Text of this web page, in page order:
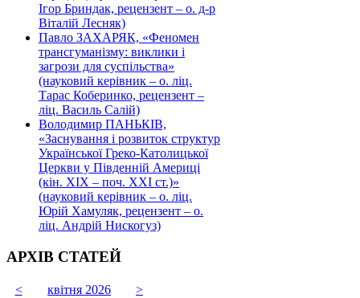
Ігор Бриндак, рецензент – о. д-р
Віталій Лесняк)
Павло ЗАХАРЯК, «Феномен
трансгуманізму: виклики і
загрози для суспільства»
(науковий керівник – о. ліц.
Тарас Коберинко, рецензент –
ліц. Василь Салій)
Володимир ПАНЬКІВ,
«Заснування і розвиток структур
Української Греко-Католицької
Церкви у Південній Америці
(кін. ХІХ – поч. ХХІ ст.)»
(науковий керівник – о. ліц.
Юрій Хамуляк, рецензент – о.
ліц. Андрій Нискогуз)
АРХІВ СТАТЕЙ
< квітня 2026
>